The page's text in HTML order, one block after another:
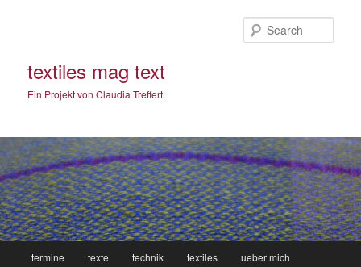
textiles mag text
Ein Projekt von Claudia Treffert
Skip
termine texte technik textiles ueber mich